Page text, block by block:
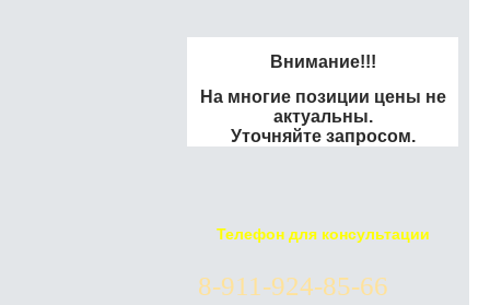
Внимание!!!
На многие позиции цены не
актуальны.
Уточняйте запросом.
Телефон для консультации
8-911-924-85-66